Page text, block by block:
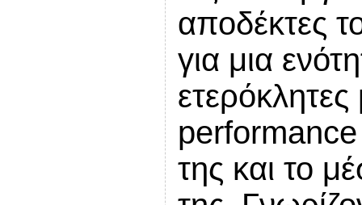
αποδέκτες
για μια
performance
της και το